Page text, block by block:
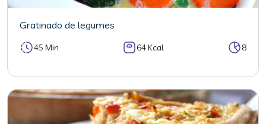
Gratinado de legumes
45 Min 64 Kcal 8